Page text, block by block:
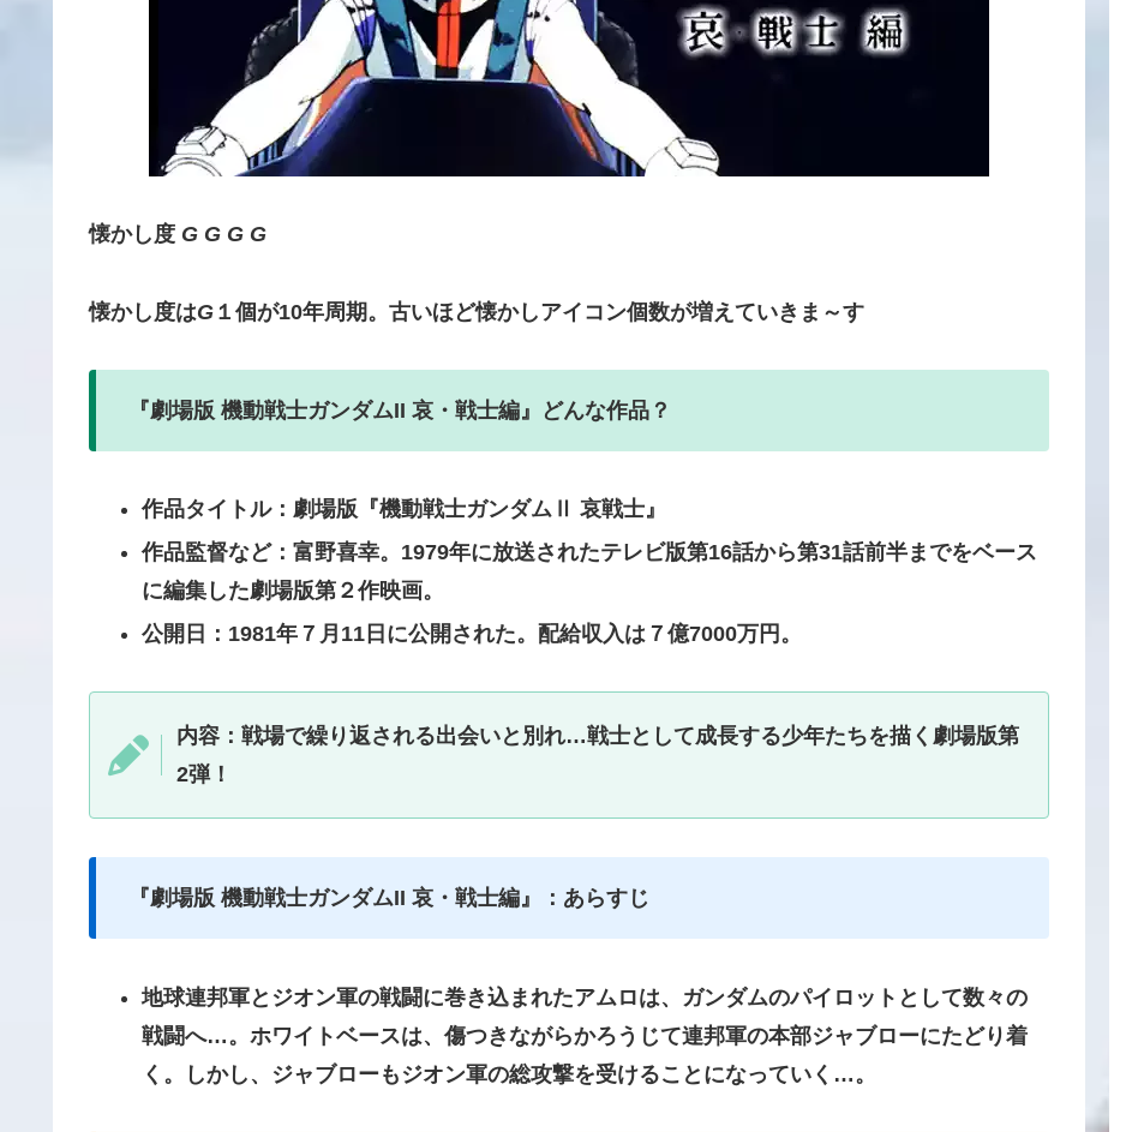
懐かし度 G G G G
懐かし度はG １個が10年周期。古いほど懐かしアイコン個数が増えていきま～す
『劇場版 機動戦士ガンダムII 哀・戦士編』どんな作品？
作品タイトル：劇場版『機動戦士ガンダムⅡ 哀戦士』
作品監督など：富野喜幸。1979年に放送されたテレビ版第16話から第31話前半までをベース
に編集した劇場版第２作映画。
公開日：1981年７月11日に公開された。配給収入は７億7000万円。
内容：戦場で繰り返される出会いと別れ…戦士として成長する少年たちを描く劇場版第
2弾！
『劇場版 機動戦士ガンダムII 哀・戦士編』：あらすじ
地球連邦軍とジオン軍の戦闘に巻き込まれたアムロは、ガンダムのパイロットとして数々の
戦闘へ…。ホワイトベースは、傷つきながらかろうじて連邦軍の本部ジャブローにたどり着
く。しかし、ジャブローもジオン軍の総攻撃を受けることになっていく…。